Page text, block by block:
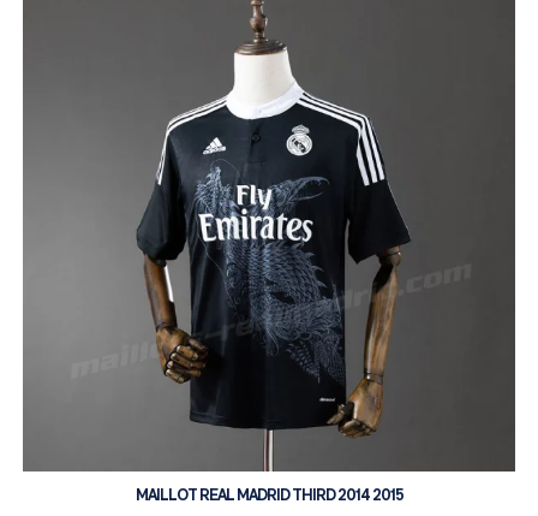
MAILLOT REAL MADRID THIRD 2014 2015